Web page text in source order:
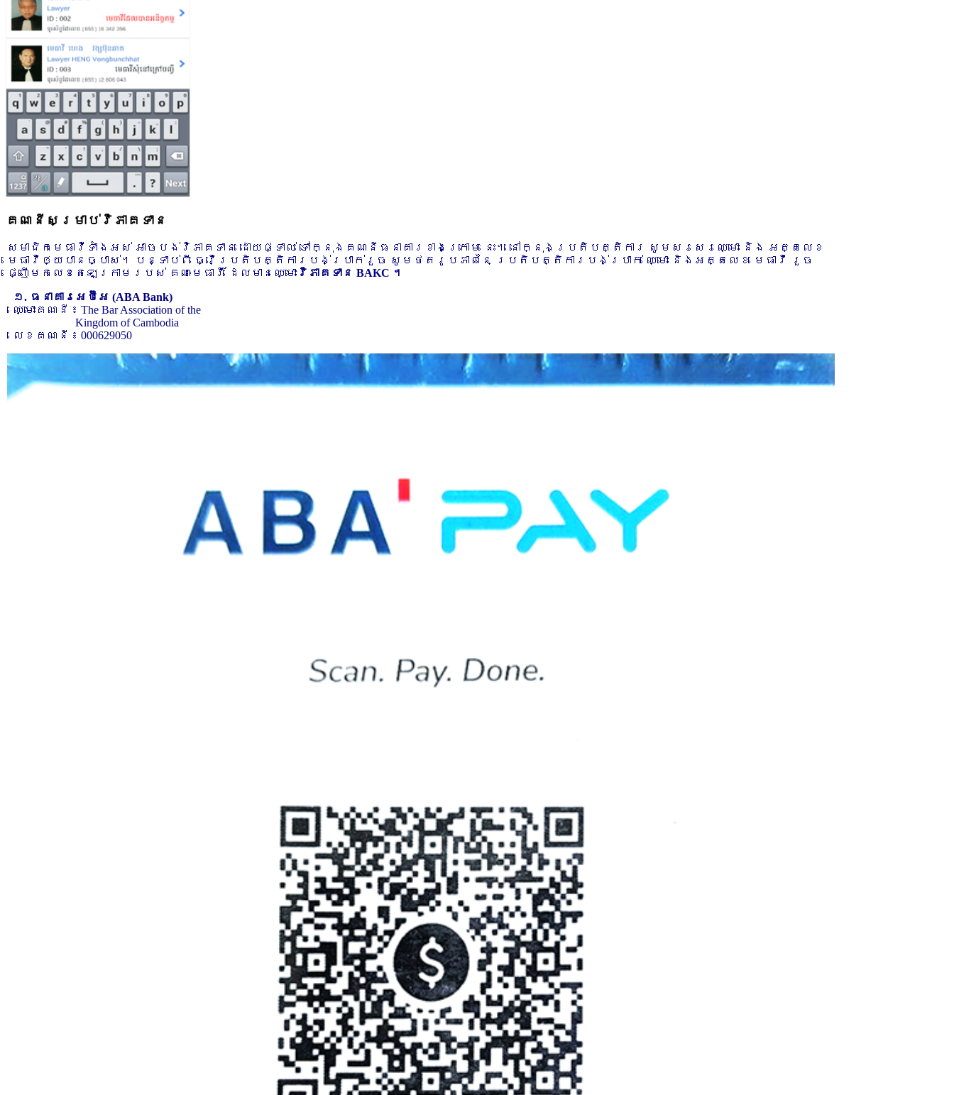
គណនីសម្រាប់វិភាគទាន
សមាជិកមេធាវីទាំងអស់ អាចបង់វិភាគទាន ដោយផ្ទាល់ ទៅក្នុងគណនីធនាគារខាងក្រោម នេះ។ នៅក្នុងប្រតិបត្តិការ សូមសរសេរឈ្មោះ និង អត្តលេខ
មេធាវីឲ្យបានច្បាស់។ បន្ទាប់ពី ធ្វើប្រតិបត្តិការបង់ប្រាក់រួច សូមថតរូបភាពនៃ ប្រតិបត្តិការបង់ប្រាក់ ឈ្មោះ និងអត្តលេខ មេធាវី រួច
ផ្ញើមកលេខតេឡេក្រាមរបស់ គណៈមេធាវី ដែលមានឈ្មោះ វិភាគទាន BAKC ។
១. ធនាគារអេប៊ីអេ (ABA Bank)
ឈ្មោះគណនី ៖ The Bar Association of the
Kingdom of Cambodia
លេខគណនី ៖ 000629050